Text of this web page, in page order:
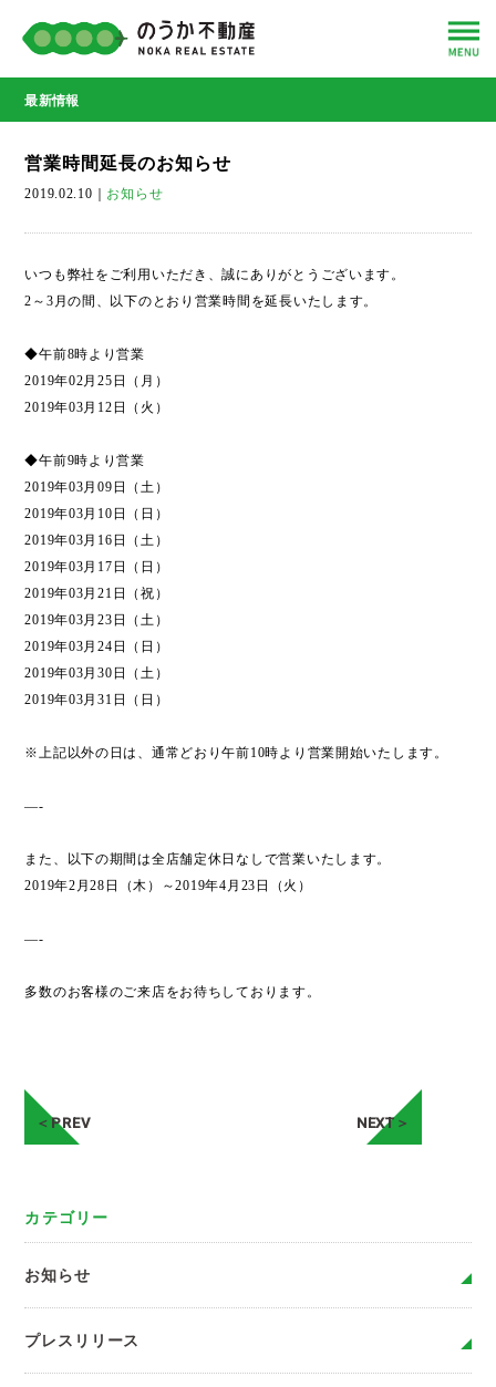
最新情報
営業時間延長のお知らせ
2019.02.10 お知らせ
いつも弊社をご利用いただき、誠にありがとうございます。
2～3月の間、以下のとおり営業時間を延長いたします。
◆午前8時より営業
2019年02月25日（月）
2019年03月12日（火）
◆午前9時より営業
2019年03月09日（土）
2019年03月10日（日）
2019年03月16日（土）
2019年03月17日（日）
2019年03月21日（祝）
2019年03月23日（土）
2019年03月24日（日）
2019年03月30日（土）
2019年03月31日（日）
※上記以外の日は、通常どおり午前10時より営業開始いたします。
—-
また、以下の期間は全店舗定休日なしで営業いたします。
2019年2月28日（木）～2019年4月23日（火）
—-
多数のお客様のご来店をお待ちしております。
＜PREV NEXT＞
カテゴリー
お知らせ
プレスリリース